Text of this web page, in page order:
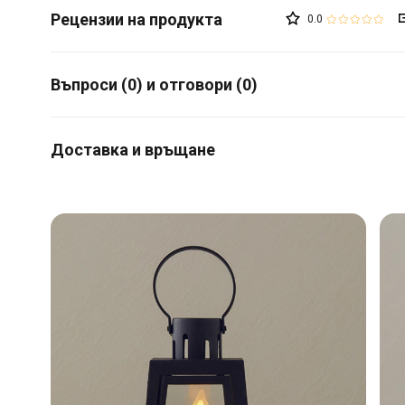
0.0
Въпроси (0) и отговори (0)
Доставка и връщане